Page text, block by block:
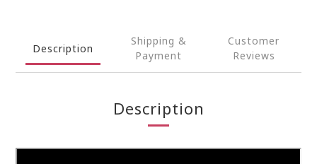
Description
Shipping &
Payment
Customer
Reviews
Description